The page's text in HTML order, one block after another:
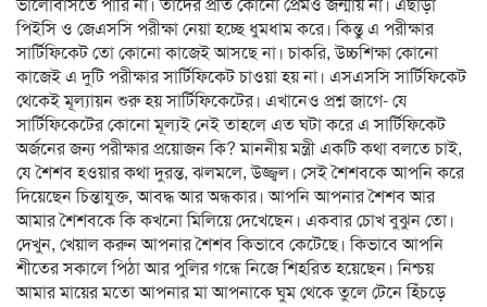
ভালোবাসতে পারি না। তাদের প্রতি কোনো প্রেমও জন্মায় না। এছাড়া
পিইসি ও জেএসসি পরীক্ষা নেয়া হচ্ছে ধুমধাম করে। কিন্তু এ পরীক্ষার
সার্টিফিকেট তো কোনো কাজেই আসছে না। চাকরি, উচ্চশিক্ষা কোনো
কাজেই এ দুটি পরীক্ষার সার্টিফিকেট চাওয়া হয় না। এসএসসি সার্টিফিকেট
থেকেই মূল্যায়ন শুরু হয় সার্টিফিকেটের। এখানেও প্রশ্ন জাগে- যে
সার্টিফিকেটের কোনো মূল্যই নেই তাহলে এত ঘটা করে এ সার্টিফিকেট
অর্জনের জন্য পরীক্ষার প্রয়োজন কি? মাননীয় মন্ত্রী একটি কথা বলতে চাই,
যে শৈশব হওয়ার কথা দুরন্ত, ঝলমলে, উজ্জ্বল। সেই শৈশবকে আপনি করে
দিয়েছেন চিন্তাযুক্ত, আবদ্ধ আর অন্ধকার। আপনি আপনার শৈশব আর
আমার শৈশবকে কি কখনো মিলিয়ে দেখেছেন। একবার চোখ বুঝুন তো।
দেখুন, খেয়াল করুন আপনার শৈশব কিভাবে কেটেছে। কিভাবে আপনি
শীতের সকালে পিঠা আর পুলির গন্ধে নিজে শিহরিত হয়েছেন। নিশ্চয়
আমার মায়ের মতো আপনার মা আপনাকে ঘুম থেকে তুলে টেনে হিঁচড়ে